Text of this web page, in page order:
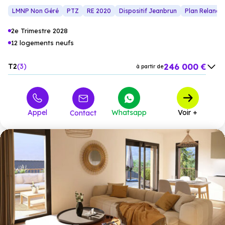
et volets roulants motorisés soulignent la qualité des finitions.
complètent cette adresse pensée pour le confort durable.
LMNP Non Géré PTZ RE 2020 Dispositif Jeanbrun Plan
2e Trimestre 2028
12 logements neufs
T2 3 à partir de246 000 €
à partir de 489 000 €
Appel Contact Whatsapp Voir +